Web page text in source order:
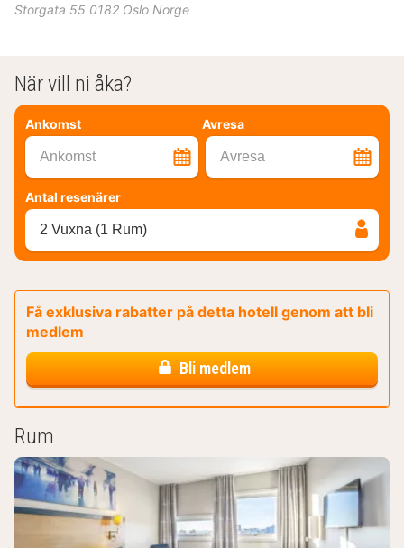
Storgata 55 0182 Oslo Norge
När vill ni åka?
Ankomst Avresa
Ankomst Avresa
Antal resenärer
2 Vuxna (1 Rum)
Få exklusiva rabatter på detta hotell genom att bli
medlem
Bli medlem
Rum